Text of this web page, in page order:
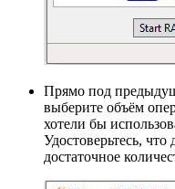
Прямо под
выберите объём
хотели бы
Удостоверьтесь,
достаточное